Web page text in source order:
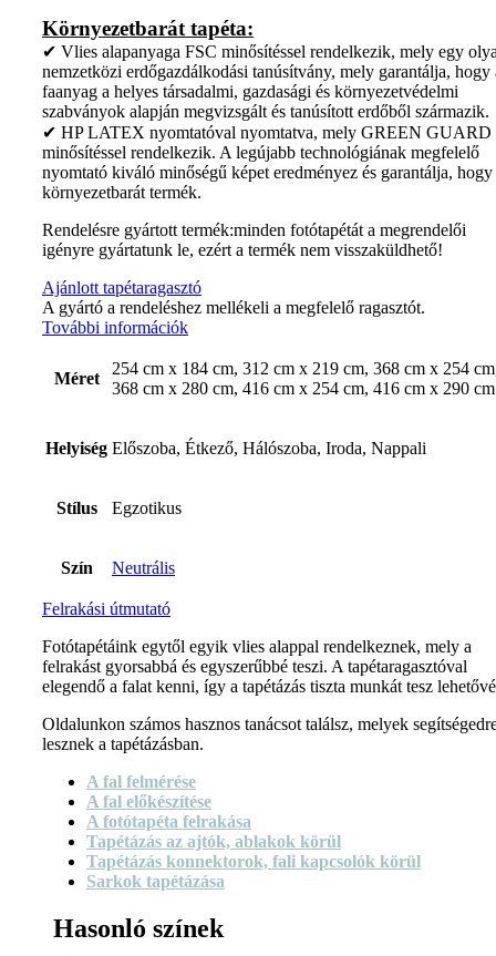
Környezetbarát tapéta:
✔ Vlies alapanyaga FSC minősítéssel rendelkezik, mely egy
nemzetközi erdőgazdálkodási tanúsítvány, mely garantálja, hogy
faanyag a helyes társadalmi, gazdasági és környezetvédelmi
szabványok alapján megvizsgált és tanúsított erdőből származik.
✔ HP LATEX nyomtatóval nyomtatva, mely GREEN GUARD
minősítéssel rendelkezik. A legújabb technológiának megfelelő
nyomtató kiváló minőségű képet eredményez és garantálja, hogy
környezetbarát termék.
Rendelésre gyártott termék:minden fotótapétát a megrendelői
igényre gyártatunk le, ezért a termék nem visszaküldhető!
Ajánlott tapétaragasztó
A gyártó a rendeléshez mellékeli a megfelelő ragasztót.
További információk
Méret
254 cm x 184 cm, 312 cm x 219 cm, 368 cm x 254
368 cm x 280 cm, 416 cm x 254 cm, 416 cm x 290 cm
Helyiség Előszoba, Étkező, Hálószoba, Iroda, Nappali
Stílus Egzotikus
Szín Neutrális
Felrakási útmutató
Fotótapétáink egytől egyik vlies alappal rendelkeznek, mely a
felrakást gyorsabbá és egyszerűbbé teszi. A tapétaragasztóval
elegendő a falat kenni, így a tapétázás tiszta munkát tesz
Oldalunkon számos hasznos tanácsot találsz, melyek
lesznek a tapétázásban.
A fal felmérése
A fal előkészítése
A fotótapéta felrakása
Tapétázás az ajtók, ablakok körül
Tapétázás konnektorok, fali kapcsolók körül
Sarkok tapétázása
Hasonló színek